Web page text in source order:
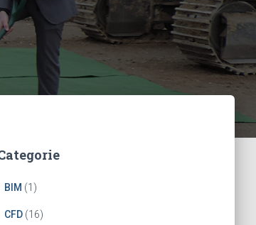
BIM (1)
CFD(16)